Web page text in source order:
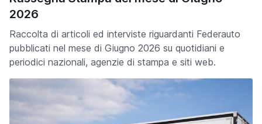
2026
Raccolta di articoli ed interviste riguardanti Federauto
pubblicati nel mese di Giugno 2026 su quotidiani e
periodici nazionali, agenzie di stampa e siti web.